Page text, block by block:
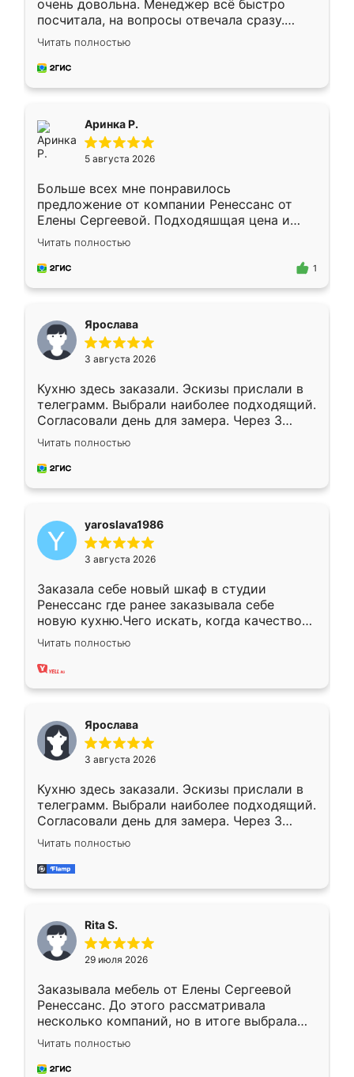
очень довольна. Менеджер всё быстро
посчитала, на вопросы отвечала сразу.
Замерщик приехал в субботу, подошёл к
делу со всей ответственностью. Собрали
за день, ребята работали аккуратно, даже
Читать полностью
Аринка Р.
5 августа 2026
Больше всех мне понравилось
предложение от компании Ренессанс от
Елены Сергеевой. Подходяшщая цена и
короткие сроки изготовления. Приехавший
для замера сотрудник Владислав
предложил по моему эскизу самый
Читать полностью
1
Ярослава
3 августа 2026
Кухню здесь заказали. Эскизы прислали в
телеграмм. Выбрали наиболее подходящий.
Согласовали день для замера. Через 3
недели кухня была уже готова. Остались
довольны работой. Спасибо Ренессанс
мебель за качественную работу!
Читать полностью
yaroslava1986
3 августа 2026
Заказала себе новый шкаф в студии
Ренессанс где ранее заказывала себе
новую кухню.Чего искать, когда качеством
вполне довольна. Служит кухня уже почти
два года, нареканий нет.
Читать полностью
Ярослава
3 августа 2026
Кухню здесь заказали. Эскизы прислали в
телеграмм. Выбрали наиболее подходящий.
Согласовали день для замера. Через 3
недели кухня была уже готова. Остались
довольны работой. Спасибо Ренессанс
мебель за качественную работу!
Читать полностью
Rita S.
29 июля 2026
Заказывала мебель от Елены Сергеевой
Ренессанс. До этого рассматривала
несколько компаний, но в итоге выбрала
эту. Сначала обговорили условия, потом
приехал замерщик, всё спокойно объяснил
и снял размеры. Изготовили в срок, с
Читать полностью